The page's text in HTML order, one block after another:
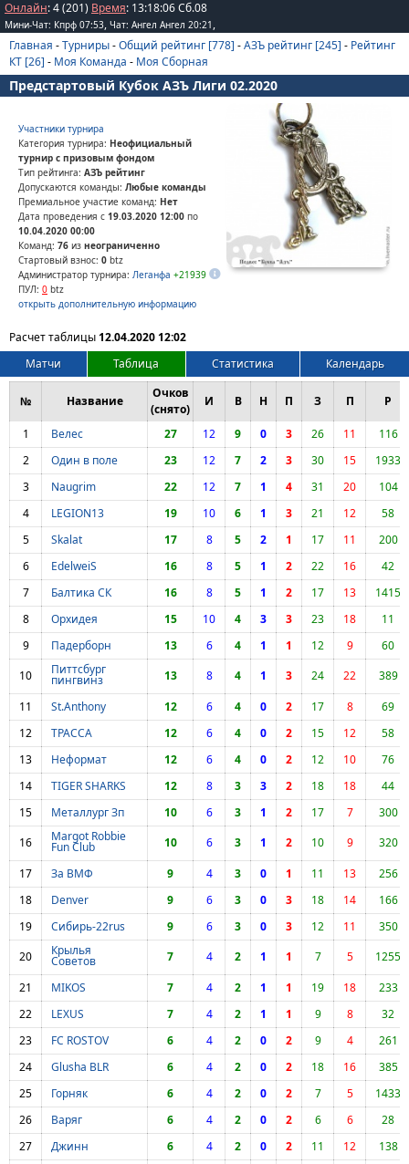
Онлайн: 4 (201) Время: 13:18:06Сб.08
Мини-Чат: Кпрф 07:53, Чат: Ангел Ангел 20:21 ,
Главная -Турниры-Общий рейтинг [778] -АЗЪ рейтинг [245] - Рейтинг
КТ [26] - Моя Команда - Моя Сборная
Предстартовый Кубок АЗЪ Лиги 02.2020
Участники турнира
Категория турнира: Неофициальный
турнир с призовым фондом
Тип рейтинга: АЗЪ рейтинг
Допускаются команды: Любые команды
Премиальное участие команд: Нет
Дата проведения с 19.03.2020 12:00 по
10.04.2020 00:00
Команд: 76 из неограниченно
Стартовый взнос: 0 btz
Администратор турнира: Леганфа +21939
ПУЛ: 0 btz
открыть дополнительную информацию
Расчет таблицы12.04.2020 12:02
Матчи
Таблица Статистика Календарь
№ Название
Очков
(снято)
И В Н П З П Р
1 Велес 27 12 9 0 3 26 11
116
2
Один в поле 23 12 7 2 3 30 15
1933
3
Naugrim 22 12 7 1 4 31 20
104
4
LEGION13 19 10 6 1 3 21 12
58
5
Skalat 17 8 5 2 1 17 11
200
6
EdelweiS 16 8 5 1 2 22 16
42
7
Балтика СК 16 8 5 1 2 17 13
1415
8
Орхидея 15 10 4 3 3 23 18
11
9
Падерборн 13 6 4 1 1 12 9
60
10
Питтсбург
пингвинз 13 8 4 1 3 24 22
389
11
St.Anthony 12 6 4 0 2 17 8
69
12
ТРАССА 12 6 4 0 2 15 12
58
13
Неформат 12 6 4 0 2 12 10
76
14
TIGER SHARKS 12 8 3 3 2 18 18
44
15
Металлург Зп 10 6 3 1 2 17 7
300
16
Margot Robbie
Fun Club 10 6 3 1 2 10 9
320
17
За ВМФ 9 4 3 0 1 11 13
256
18
Denver 9 6 3 0 3 18 14
166
19
Сибирь-22rus 9 6 3 0 3 12 11
350
20
Крылья
Советов 7 4 2 1 1 7 5
1255
21
MIKOS 7 4 2 1 1 19 18
233
22
LEXUS 7 4 2 1 1 9 8
32
23
FC ROSTOV 6 4 2 0 2 9 4
261
24
Glusha BLR 6 4 2 0 2 18 16
385
25
Горняк 6 4 2 0 2 7 5
1433
26
Варяг 6 4 2 0 2 6 6
28
27
Джинн 6 4 2 0 2 11 12
138